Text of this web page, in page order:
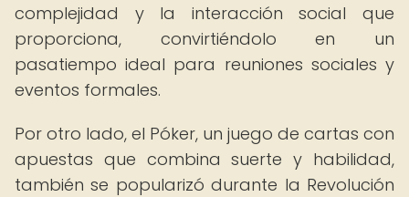
complejidad y la interacción social que
proporciona, convirtiéndolo en un
pasatiempo ideal para reuniones sociales y
eventos formales.
Por otro lado, el Póker, un juego de cartas con
apuestas que combina suerte y habilidad,
también se popularizó durante la Revolución